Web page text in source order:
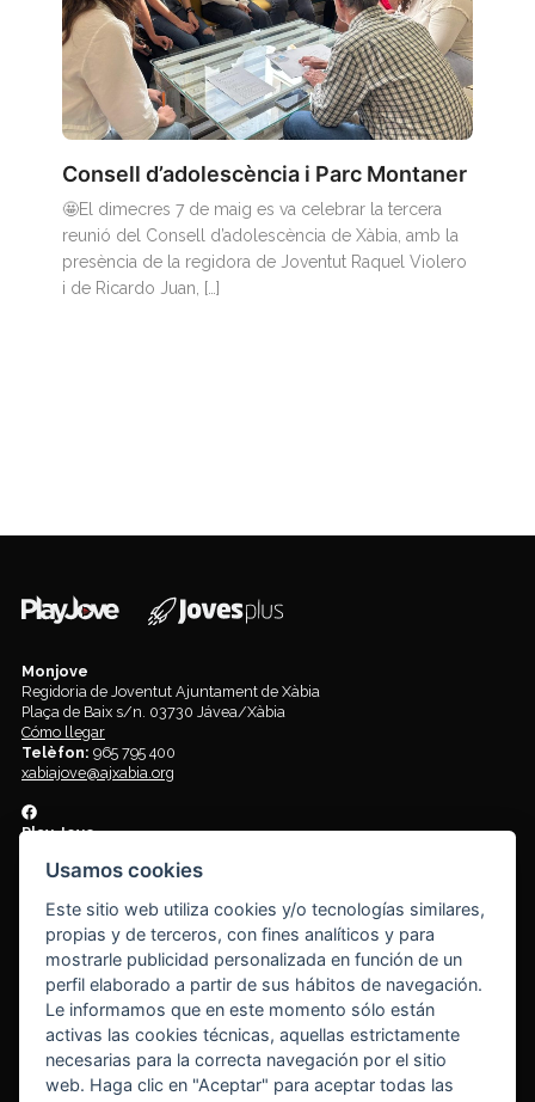
Consell d’adolescència i Parc Montaner
🤩El dimecres 7 de maig es va celebrar la tercera
reunió del Consell d’adolescència de Xàbia, amb la
presència de la regidora de Joventut Raquel Violero
i de Ricardo Juan, […]
Monjove
Regidoria de Joventut Ajuntament de Xàbia
Plaça de Baix s/n. 03730 Jávea/Xàbia
Cómo llegar
Telèfon: 965 795 400
xabiajove@ajxabia.org
Play Jove
encuentro y diversión
Cómo llegar
Joves Plus
Espai per a joves entre 18 a 30 anys
Plaça de Baix s/n. 03730 Jávea/Xàbia
Cómo llegar
Tornar al inici
Usamos cookies
Este sitio web utiliza cookies y/o tecnologías similares,
propias y de terceros, con fines analíticos y para
mostrarle publicidad personalizada en función de un
perfil elaborado a partir de sus hábitos de navegación.
Le informamos que en este momento sólo están
activas las cookies técnicas, aquellas estrictamente
necesarias para la correcta navegación por el sitio
web. Haga clic en "Aceptar" para aceptar todas las